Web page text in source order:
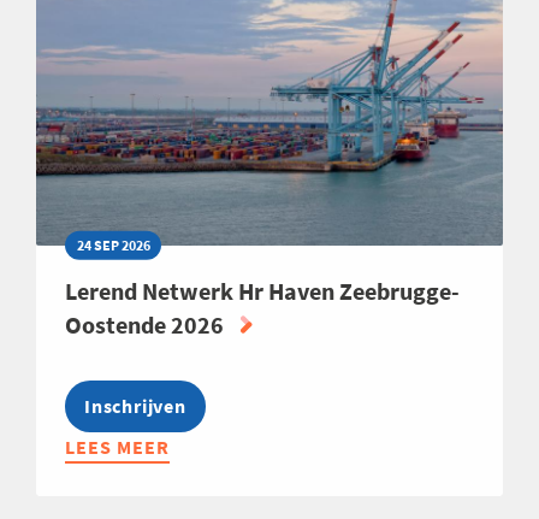
24 SEP 2026
Lerend Netwerk Hr Haven Zeebrugge-
Oostende 2026
Inschrijven
LEES MEER
ABOUT